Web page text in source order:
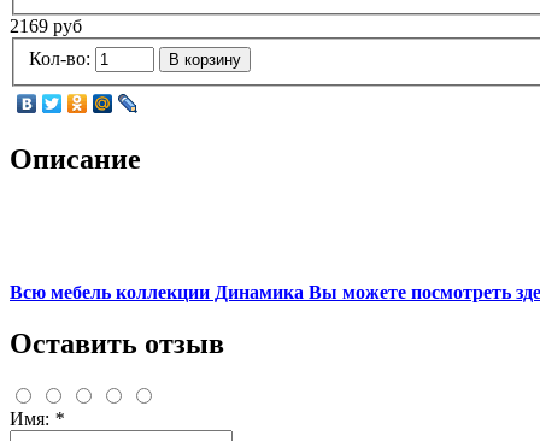
2169 руб
Кол-во:
В корзину
Описание
Всю мебель коллекции Динамика Вы можете посмотреть
Оставить отзыв
Имя: *